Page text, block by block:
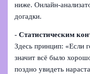
ниже.
догадки.
-Статистическим
Здесь принцип: «Если
значит всё было
поздно увидеть